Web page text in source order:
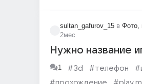
sultan_gafurov_15 в Фото,
2мес
Нужно название
1 #3d #телефон